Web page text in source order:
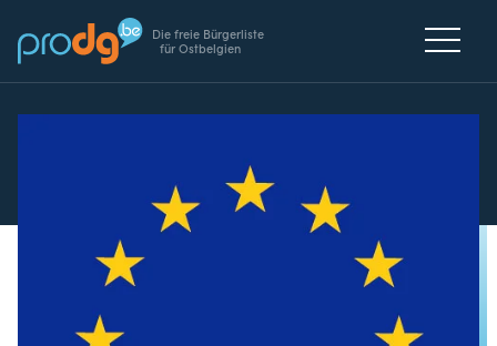
Die freie Bürgerliste
für Ostbelgien